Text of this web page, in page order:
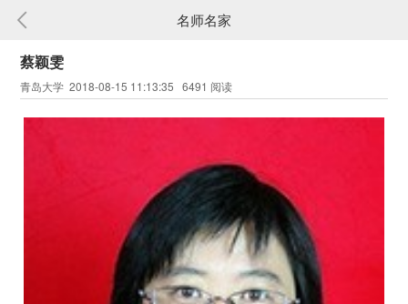
名师名家
蔡颖雯
青岛大学 2018-08-15 11:13:35 6491 阅读